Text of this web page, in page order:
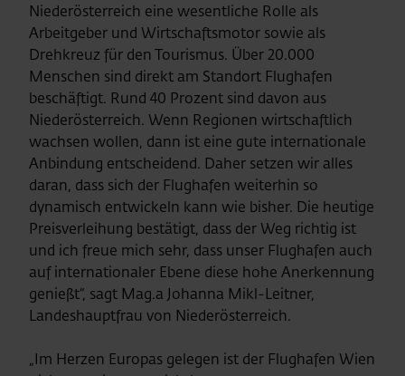
Niederösterreich eine wesentliche Rolle als
Arbeitgeber und Wirtschaftsmotor sowie als
Drehkreuz für den Tourismus. Über 20.000
Menschen sind direkt am Standort Flughafen
beschäftigt. Rund 40 Prozent sind davon aus
Niederösterreich. Wenn Regionen wirtschaftlich
wachsen wollen, dann ist eine gute internationale
Anbindung entscheidend. Daher setzen wir alles
daran, dass sich der Flughafen weiterhin so
dynamisch entwickeln kann wie bisher. Die heutige
Preisverleihung bestätigt, dass der Weg richtig ist
und ich freue mich sehr, dass unser Flughafen auch
auf internationaler Ebene diese hohe Anerkennung
genießt“, sagt Mag.a Johanna Mikl-Leitner,
Landeshauptfrau von Niederösterreich.
„Im Herzen Europas gelegen ist der Flughafen Wien